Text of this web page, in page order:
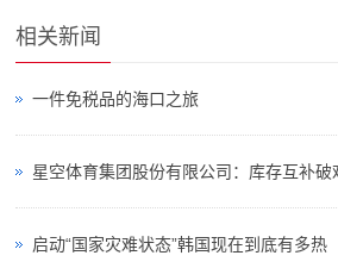
网
相关新闻
一件免税品的海口之旅
启动“国家灾难状态”韩国现在到底有多热